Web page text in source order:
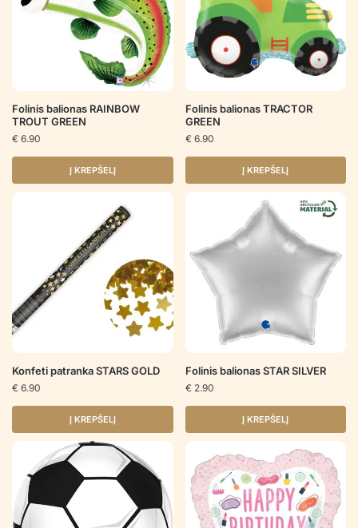
Folinis balionas RAINBOW
TROUT GREEN
€ 6.90
Į KREPŠELĮ
Folinis balionas TRACTOR
GREEN
€ 6.90
Į KREPŠELĮ
Konfeti patranka STARS GOLD
€ 6.90
Į KREPŠELĮ
Folinis balionas STAR SILVER
€ 2.90
Į KREPŠELĮ